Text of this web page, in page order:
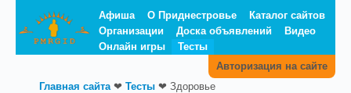
Афиша О Приднестровье
Каталог сайтов
Организации
Доска объявлений
Видео
Онлайн игры
Тесты
Авторизация на сайте
Главная сайта❤ Тесты ❤ Здоровье